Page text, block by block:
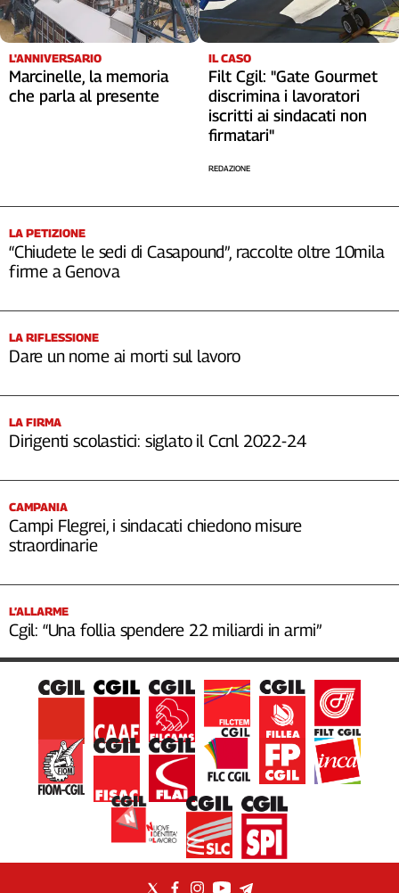
L'ANNIVERSARIO
Marcinelle, la memoria
che parla al presente
IL CASO
Filt Cgil: "Gate Gourmet
discrimina i lavoratori
iscritti ai sindacati non
firmatari"
REDAZIONE
LA PETIZIONE
“Chiudete le sedi di Casapound”, raccolte oltre 10mila
firme a Genova
LA RIFLESSIONE
Dare un nome ai morti sul lavoro
LA FIRMA
Dirigenti scolastici: siglato il Ccnl 2022-24
CAMPANIA
Campi Flegrei, i sindacati chiedono misure
straordinarie
L’ALLARME
Cgil: “Una follia spendere 22 miliardi in armi”